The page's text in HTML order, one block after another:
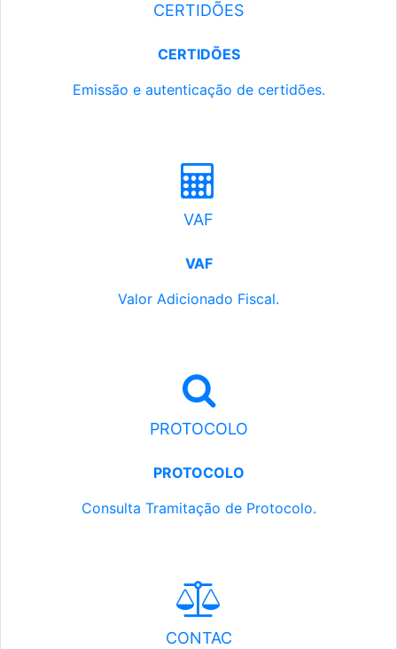
CERTIDÕES
CERTIDÕES
Emissão e autenticação de certidões.
VAF
VAF
Valor Adicionado Fiscal.
PROTOCOLO
PROTOCOLO
Consulta Tramitação de Protocolo.
CONTAC